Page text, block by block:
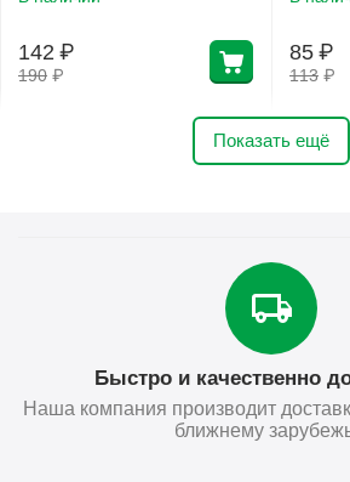
190 ₽
142 ₽
113 ₽
85 ₽
Показать ещё
Быстро и качественно
Наша компания производит
ближнему